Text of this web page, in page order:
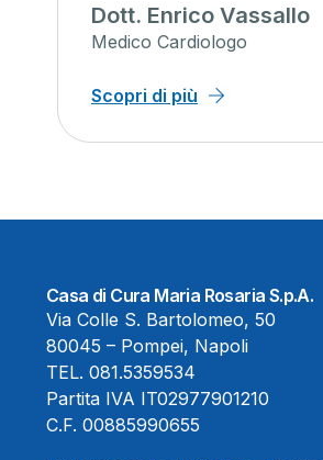
Dott. Enrico Vassallo
Medico Cardiologo
Scopri di più
Casa di Cura Maria Rosaria S.p.A.
Via Colle S. Bartolomeo, 50
80045 – Pompei, Napoli
TEL. 081.5359534
Partita IVA IT02977901210
C.F. 00885990655